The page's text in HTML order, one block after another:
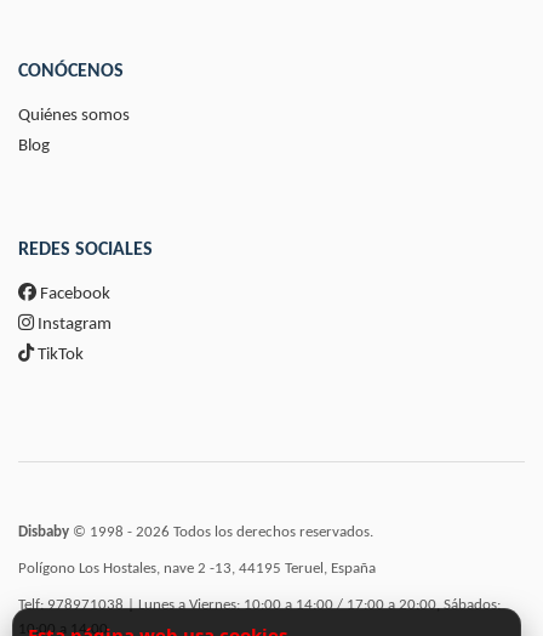
CONÓCENOS
Quiénes somos
Blog
REDES SOCIALES
Facebook
Instagram
TikTok
Disbaby © 1998 - 2026 Todos los derechos reservados.
Polígono Los Hostales, nave 2 -13, 44195 Teruel, España
Telf: 978971038 | Lunes a Viernes: 10:00 a 14:00 / 17:00 a 20:00, Sábados:
10:00 a 14:00